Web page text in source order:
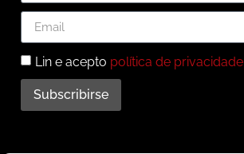
Lin e acepto política de privacidade
Subscribirse